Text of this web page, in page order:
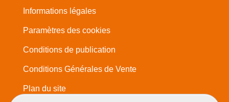
Informations légales
Paramètres des cookies
Conditions de publication
Conditions Générales de Vente
Plan du site